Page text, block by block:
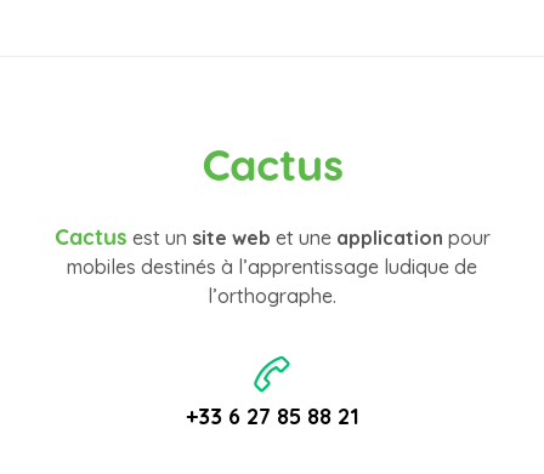
Cactus
Cactus est un site web et une application pour
mobiles destinés à l’apprentissage ludique de
l’orthographe.
+33 6 27 85 88 21